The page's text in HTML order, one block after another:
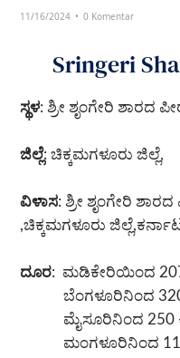
11/16/2024 0 Komentar
Sringeri
ಸ್ಥಳ: ಶ್ರೀ ಶೃಂಗೇರಿ ಶಾರದ
ಜಿಲ್ಲೆ: ಚಿಕ್ಕಮಗಳೂರು ಜಿಲ್ಲೆ,
ವಿಳಾಸ: ಶ್ರೀ ಶೃಂಗೇರಿ
,ಚಿಕ್ಕಮಗಳೂರು
ದೂರ: ಮಡಿಕೇರಿಯಿಂದ
ಬೆಂಗಳೂರಿನಿಂದ 320
ಮೈಸೂರಿನಿಂದ 250
ಮಂಗಳೂರಿನಿಂದ